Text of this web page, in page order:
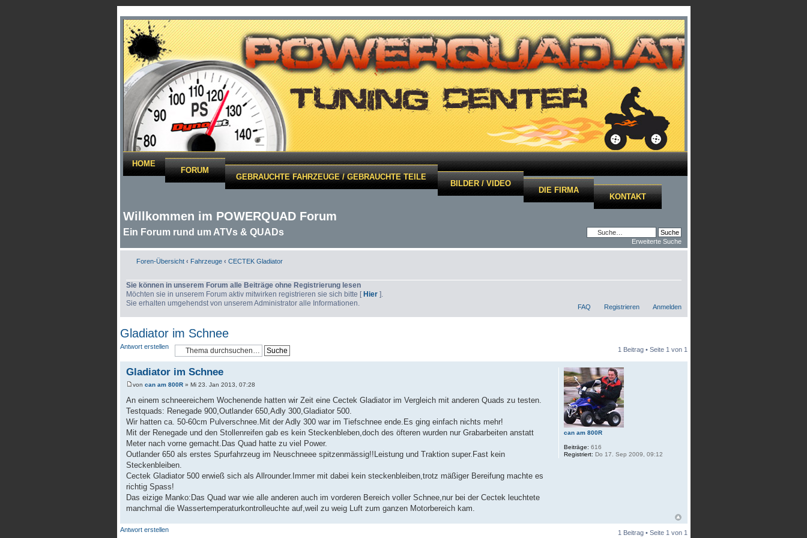
HOME
FORUM
GEBRAUCHTE FAHRZEUGE / GEBRAUCHTE TEILE
BILDER / VIDEO
DIE FIRMA
KONTAKT
Willkommen im POWERQUAD Forum
Ein Forum rund um ATVs & QUADs
Erweiterte Suche
Foren-Übersicht ‹ Fahrzeuge ‹ CECTEK Gladiator
Sie können in unserem Forum alle Beiträge ohne Registrierung lesen
Möchten sie in unserem Forum aktiv mitwirken registrieren sie sich bitte [ Hier].
Sie erhalten umgehendst von unserem Administrator alle Informationen.
FAQ Registrieren Anmelden
Gladiator im Schnee
Antwort erstellen 1 Beitrag • Seite 1 von 1
Gladiator im Schnee
von can am 800R» Mi 23. Jan 2013, 07:28
An einem schneereichem Wochenende hatten wir Zeit eine Cectek Gladiator im Vergleich mit anderen Quads zu testen.
Testquads: Renegade 900,Outlander 650,Adly 300,Gladiator 500.
Wir hatten ca. 50-60cm Pulverschnee.Mit der Adly 300 war im Tiefschnee ende.Es ging einfach nichts mehr!
Mit der Renegade und den Stollenreifen gab es kein Steckenbleben,doch des öfteren wurden nur Grabarbeiten anstatt
Meter nach vorne gemacht.Das Quad hatte zu viel Power.
Outlander 650 als erstes Spurfahrzeug im Neuschneee spitzenmässig!!Leistung und Traktion super.Fast kein
Steckenbleiben.
Cectek Gladiator 500 erwieß sich als Allrounder.Immer mit dabei kein steckenbleiben,trotz mäßiger Bereifung machte es
richtig Spass!
Das eizige Manko:Das Quad war wie alle anderen auch im vorderen Bereich voller Schnee,nur bei der Cectek leuchtete
manchmal die Wassertemperaturkontrolleuchte auf,weil zu weig Luft zum ganzen Motorbereich kam.
can am 800R
Beiträge: 616
Registriert: Do 17. Sep 2009, 09:12
Antwort erstellen 1 Beitrag • Seite 1 von 1